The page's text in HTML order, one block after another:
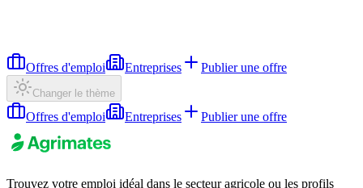
Offres d'emploi Entreprises Publier une offre
Changer le thème
Offres d'emploi Entreprises Publier une offre
Trouvez votre emploi idéal dans le secteur agricole ou les profils